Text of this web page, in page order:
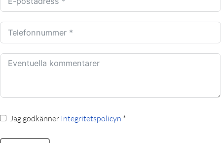
Jag godkänner Integritetspolicyn *